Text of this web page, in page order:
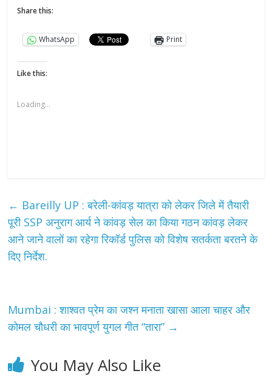
Share this:
WhatsApp Print
Like this:
Loading...
← Bareilly UP : बरेली-कांवड़ यात्रा को लेकर जिले में तैयारी
पूरी SSP अनुराग आर्य ने कांवड़ सेल का किया गठन कांवड़ लेकर
आने जाने वालों का रहेगा रिकॉर्ड पुलिस को विशेष सतर्कता बरतने के
दिए निर्देश.
Mumbai : शाश्वत प्रेम का जश्न मनाता खासा आला चाहर और
कोमल चौधरी का भावपूर्ण युगल गीत “तारा” →
You May Also Like